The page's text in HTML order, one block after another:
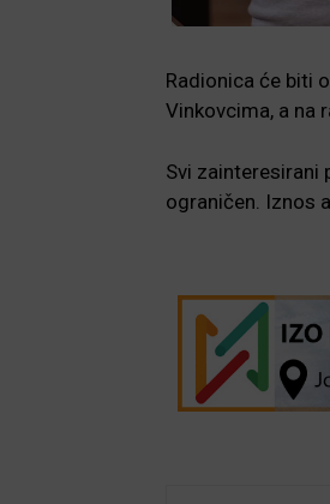
Radionica će biti
Vinkovcima, a na
Svi zainteresirani
ograničen. Iznos